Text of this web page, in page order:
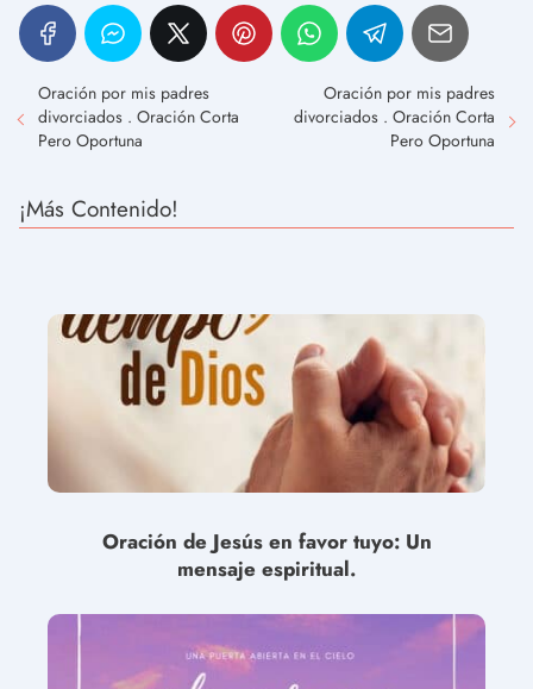
Oración por mis padres
divorciados . Oración Corta
Pero Oportuna
Oración por mis padres
divorciados . Oración Corta
Pero Oportuna
¡Más Contenido!
Oración de Jesús en favor tuyo: Un
mensaje espiritual.